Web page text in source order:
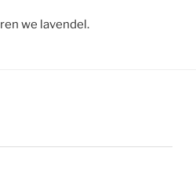
we lavendel.